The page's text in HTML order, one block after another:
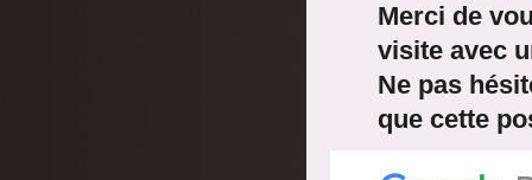
Merci de
visite avec
Ne pas
que cette